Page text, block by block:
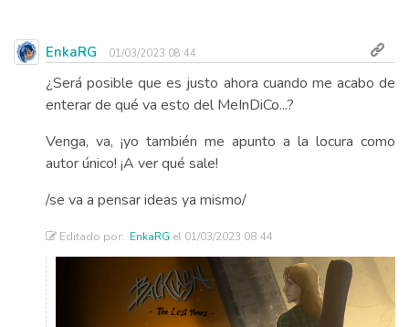
EnkaRG 01/03/2023 08:44
¿Será posible que es justo ahora cuando me acabo de
enterar de qué va esto del MeInDiCo...?
Venga, va, ¡yo también me apunto a la locura como
autor único! ¡A ver qué sale!
/se va a pensar ideas ya mismo/
Editado por: EnkaRG el 01/03/2023 08:44